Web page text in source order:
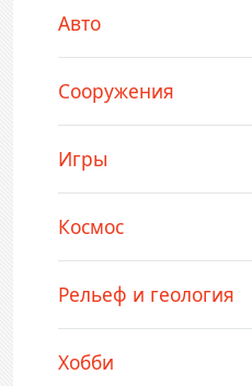
Авто
Сооружения
Игры
Космос
Рельеф и геология
Хобби